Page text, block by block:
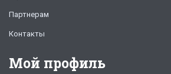
Партнерам
Контакты
Мой профиль